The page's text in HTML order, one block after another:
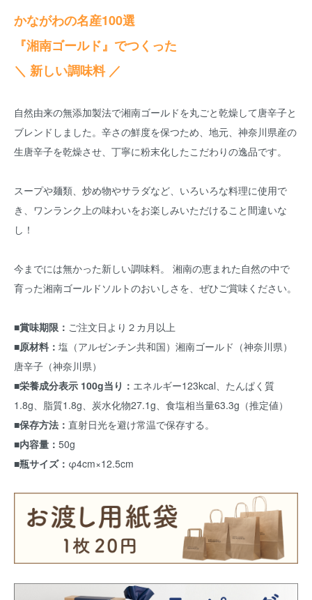
かながわの名産100選
『湘南ゴールド』でつくった
＼ 新しい調味料 ／
自然由来の無添加製法で湘南ゴールドを丸ごと乾燥して唐辛子と
ブレンドしました。辛さの鮮度を保つため、地元、神奈川県産の
生唐辛子を乾燥させ、丁寧に粉末化したこだわりの逸品です。
スープや麺類、炒め物やサラダなど、いろいろな料理に使用で
き、ワンランク上の味わいをお楽しみいただけること間違いな
し！
今までには無かった新しい調味料。 湘南の恵まれた自然の中で
育った湘南ゴールドソルトのおいしさを、ぜひご賞味ください。
■賞味期限： ご注文日より２カ月以上
■原材料： 塩（アルゼンチン共和国）湘南ゴールド（神奈川県）
唐辛子（神奈川県）
■栄養成分表示 100g当り： エネルギー123kcal、たんぱく質
1.8g、脂質1.8g、炭水化物27.1g、食塩相当量63.3g（推定値）
■保存方法： 直射日光を避け常温で保存する。
■内容量： 50g
■瓶サイズ： φ4cm×12.5cm